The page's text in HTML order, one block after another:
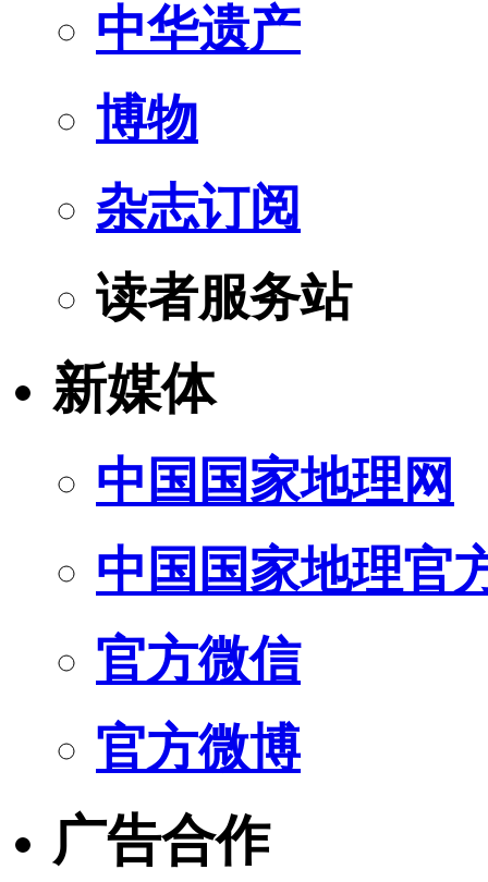
中华遗产
博物
杂志订阅
读者服务站
新媒体
中国国家地理网
中国国家地理官
官方微信
官方微博
广告合作